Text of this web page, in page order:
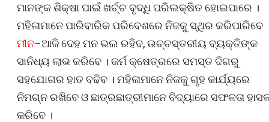
ମାନଙ୍କ ଶିକ୍ଷା ପାଇଁ ଖର୍ଚ୍ଚ ବୃଦ୍ଧି ପରିଲକ୍ଷିତ ହୋଇପାରେ ।
ମହିଳାମାନେ ପାରିବାରିକ ପରିବେଶରେ ନିଜକୁ ସ୍ଥିର କରିପାରିବେ
ମୀନ–ଆଜି ଦେହ ମନ ଭଲ ରହିବ, ଉଚ୍ଚସ୍ତରୀୟ ବ୍ୟକ୍ତିଙ୍କ
ସାନିଧ୍ୟ ଲାଭ କରିବେ । କର୍ମ କ୍ଷେତ୍ରରେ ସମସ୍ତ ଦିଗରୁ
ସହଯୋଗର ହାତ ବଢିବ । ମହିଳାମାନେ ନିଜକୁ ଗୃହ କାର୍ଯ୍ୟରେ
ନିମଗ୍ନ ରଖିବେ ଓ ଛାତ୍ରଛାତ୍ରୀମାନେ ବିଦ୍ୟାରେ ସଫଳତା
କରିବେ ।